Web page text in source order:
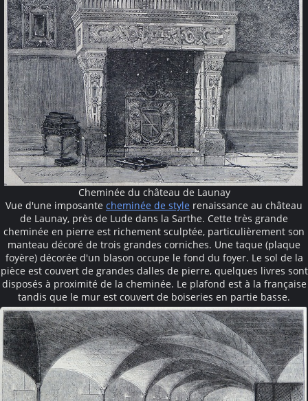
Cheminée du château de Launay
Vue d'une imposante cheminée de style renaissance au château
de Launay, près de Lude dans la Sarthe. Cette très grande
cheminée en pierre est richement sculptée, particulièrement son
manteau décoré de trois grandes corniches. Une taque (plaque
foyère) décorée d'un blason occupe le fond du foyer. Le sol de la
pièce est couvert de grandes dalles de pierre, quelques livres sont
disposés à proximité de la cheminée. Le plafond est à la française
tandis que le mur est couvert de boiseries en partie basse.